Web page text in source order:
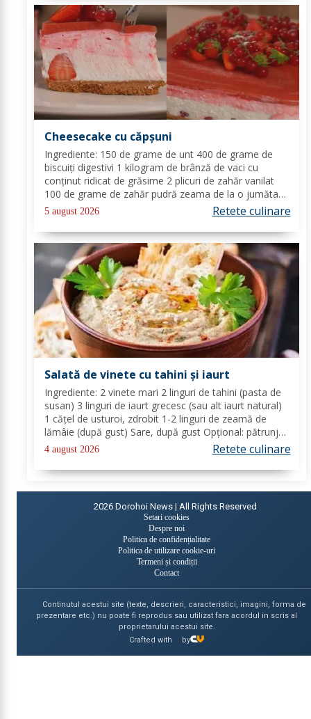
Cheesecake cu căpșuni
Ingrediente: 150 de grame de unt 400 de grame de
biscuiți digestivi 1 kilogram de brânză de vaci cu
conținut ridicat de grăsime 2 plicuri de zahăr vanilat
100 de grame de zahăr pudră zeama de la o jumătate
de lămâie 600 de mililitri de smântână pentru frișcă 4
foi de gelatină hidratate în apă rece...
5 august 2026 Retete culinare
Salată de vinete cu tahini și iaurt
Ingrediente: 2 vinete mari 2 linguri de tahini (pasta de
susan) 3 linguri de iaurt grecesc (sau alt iaurt natural)
1 cățel de usturoi, zdrobit 1-2 linguri de zeamă de
lămâie (după gust) Sare, după gust Opțional: pătrunjel
proaspăt tocat pentru decor Mod de preparare: Coace
vinetele pe grătar sau în...
4 august 2026 Retete culinare
2026 Dorohoi News | All Rights Reserved
Setari cookies
Despre noi
Politica de confidențialitate
Politica de utilizare cookie-uri
Termeni și condiții
Contact
Continutul acestui site (texte, descrieri, caracteristici, imagini, forma de
prezentare etc.) nu poate fi reprodus sau utilizat fara acordul in scris al
proprietarului acestui site.
Crafted with
by